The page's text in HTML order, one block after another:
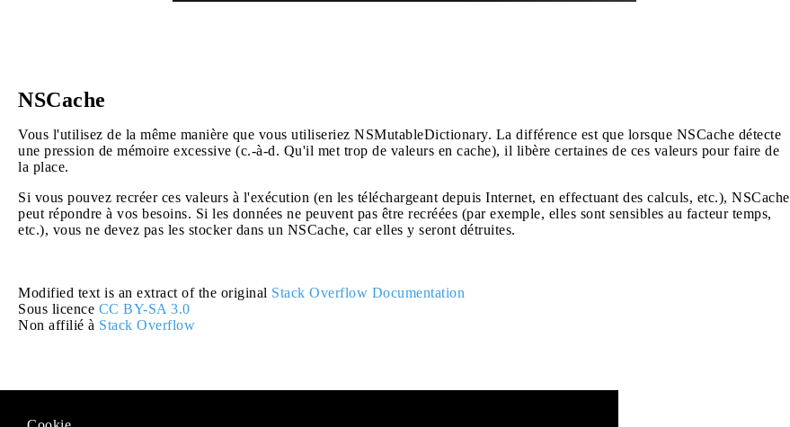
NSCache
Vous l'utilisez de la même manière que vous utiliseriez NSMutableDictionary. La différence est que lorsque NSCache détecte
une pression de mémoire excessive (c.-à-d. Qu'il met trop de valeurs en cache), il libère certaines de ces valeurs pour faire de
la place.
Si vous pouvez recréer ces valeurs à l'exécution (en les téléchargeant depuis Internet, en effectuant des calculs, etc.), NSCache
peut répondre à vos besoins. Si les données ne peuvent pas être recréées (par exemple, elles sont sensibles au facteur temps,
etc.), vous ne devez pas les stocker dans un NSCache, car elles y seront détruites.
Modified text is an extract of the original Stack Overflow Documentation
Sous licence CC BY-SA 3.0
Non affilié à Stack Overflow